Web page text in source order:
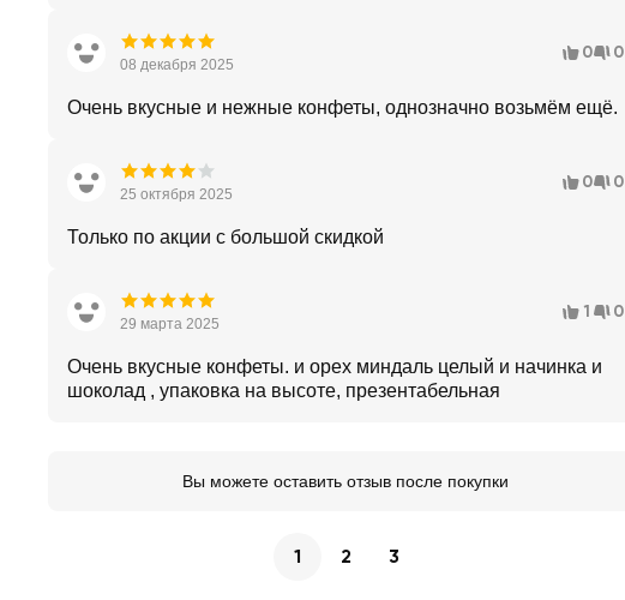
08 декабря 2025
0 0
Очень вкусные и нежные конфеты, однозначно возьмём ещё.
25 октября 2025
0 0
Только по акции с большой скидкой
29 марта 2025
1 0
Очень вкусные конфеты. и орех миндаль целый и начинка и
шоколад , упаковка на высоте, презентабельная
Вы можете оставить отзыв после покупки
1 2 3